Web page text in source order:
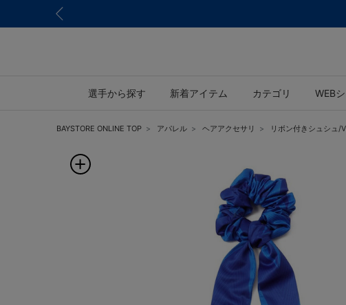
選手から探す 新着アイテム カテゴリ WEB
BAYSTORE ONLINE TOP アパレル ヘアアクセサリ リボン付きシュシュ/